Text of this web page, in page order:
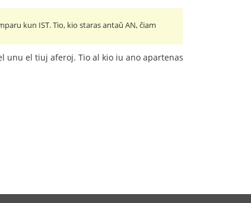
kun IST. Tio, kio staras antaŭ AN, ĉiam
unu el tiuj aferoj. Tio al kio iu ano apartenas